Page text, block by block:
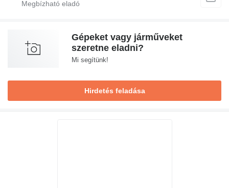
Gépeket vagy járműveket
szeretne eladni?
Mi segítünk!
Hirdetés feladása